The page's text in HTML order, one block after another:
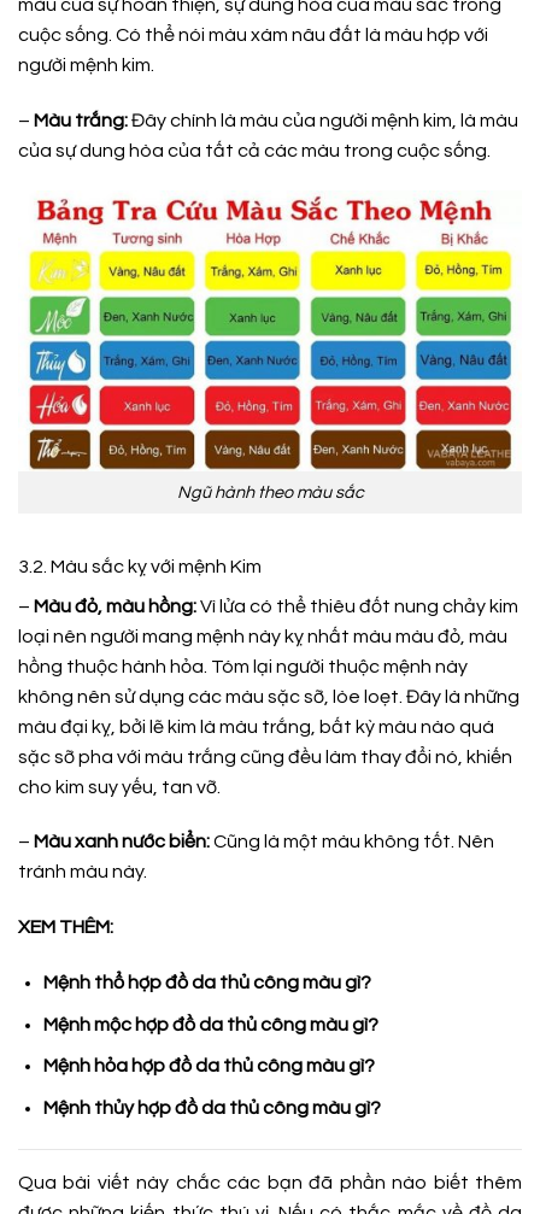
màu của sự hoàn thiện, sự dung hòa của màu sắc trong
cuộc sống. Có thể nói màu xám nâu đất là màu hợp với
người mệnh kim.
– Màu trắng:Đây chính là màu của người mệnh kim, là màu
của sự dung hòa của tất cả các màu trong cuộc sống.
Ngũ hành theo màu sắc
3.2. Màu sắc kỵ với mệnh Kim
– Màu đỏ, màu hồng:Vì lửa có thể thiêu đốt nung chảy kim
loại nên người mang mệnh này kỵ nhất màu màu đỏ, màu
hồng thuộc hành hỏa. Tóm lại người thuộc mệnh này
không nên sử dụng các màu sặc sỡ, lòe loẹt. Đây là những
màu đại kỵ, bởi lẽ kim là màu trắng, bất kỳ màu nào quá
sặc sỡ pha với màu trắng cũng đều làm thay đổi nó, khiến
cho kim suy yếu, tan vỡ.
– Màu xanh nước biển:Cũng là một màu không tốt. Nên
tránh màu này.
XEM THÊM:
Mệnh thổ hợp đồ da thủ công màu gì?
Mệnh mộc hợp đồ da thủ công màu gì?
Mệnh hỏa hợp đồ da thủ công màu gì?
Mệnh thủy hợp đồ da thủ công màu gì?
Qua bài viết này chắc các bạn đã phần nào biết thêm